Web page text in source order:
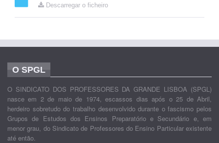
Descarregar o ficheiro
O SPGL
O SINDICATO DOS PROFESSORES DA GRANDE LISBOA (SPGL)
nasce em 2 de maio de 1974, escassos dias após o 25 de Abril,
herdeiro sobretudo do trabalho desenvolvido durante o fascismo pelos
Grupos de Estudos dos Ensinos Preparatório e Secundário e, em
menor grau, do Sindicato de Professores do Ensino Particular existente
até então.